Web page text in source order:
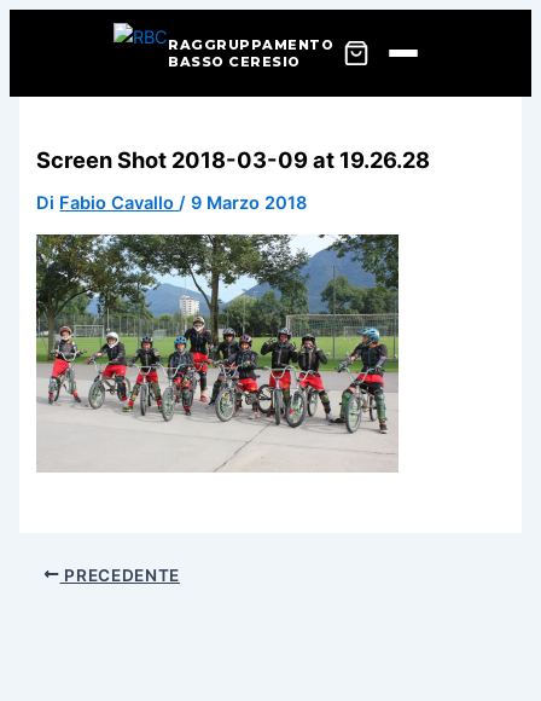
RAGGRUPPAMENTO
BASSO CERESIO
contenuto
Screen Shot 2018-03-09 at 19.26.28
Di Fabio Cavallo/9 Marzo 2018
PRECEDENTE